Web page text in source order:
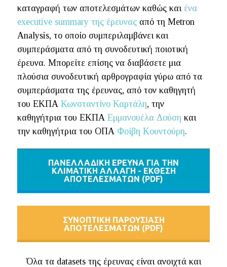
καταγραφή των αποτελεσμάτων καθώς και ένα
executive summary της έρευνας από τη Metron
Analysis, το οποίο συμπεριλαμβάνει και
συμπεράσματα από τη συνοδευτική ποιοτική
έρευνα. Μπορείτε επίσης να διαβάσετε μια
πλούσια συνοδευτική αρθρογραφία γύρω από τα
συμπεράσματα της έρευνας, από τον καθηγητή
του ΕΚΠΑ Κωνσταντίνο Καρτάλη, την
καθηγήτρια του ΕΚΠΑ Εμμανουέλα Δούση και
την καθηγήτρια του ΟΠΑ Φοίβη Κουντούρη.
ΠΑΝΕΛΛΑΔΙΚΗ ΕΡΕΥΝΑ ΓΙΑ ΤΗΝ
ΚΛΙΜΑΤΙΚΗ ΑΛΛΑΓΗ - ΕΚΘΕΣΗ
ΑΠΟΤΕΛΕΣΜΑΤΩΝ (PDF)
ΣΥΝΟΠΤΙΚΗ ΠΑΡΟΥΣΙΑΣΗ
ΑΠΟΤΕΛΕΣΜΑΤΩN (PDF)
Όλα τα datasets της έρευνας είναι ανοιχτά και